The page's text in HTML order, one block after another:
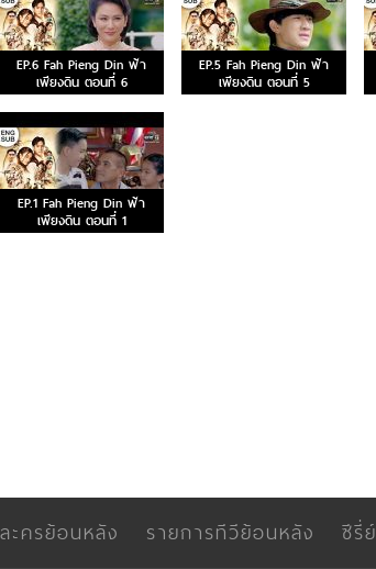
EP.6 Fah Pieng Din ฟ้า
เพียงดิน ตอนที่ 6
EP.5 Fah Pieng Din ฟ้า
เพียงดิน ตอนที่ 5
EP.1 Fah Pieng Din ฟ้า
เพียงดิน ตอนที่ 1
ละครย้อนหลัง รายการทีวีย้อนหลัง ซีรี่ย์